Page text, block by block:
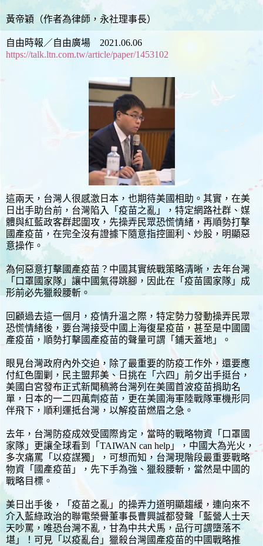
黃帝穎（作者為律師，永社理事長）
自由時報／自由廣場 2021.06.06
https://talk.ltn.com.tw/article/paper/1453102
這兩天，台灣人很感激日本，也期待美國相助。其實，在美
日出手助台前，台灣陷入「疫苗之亂」，特定網路社群、媒
體與紅藍政客群起圍攻，先操弄民眾恐慌情緒，再順勢打擊
國產疫苗，在完全沒有證據下隨意指控圖利、炒股，明顯惡
意操作。
為何惡意打擊國產疫苗？中國其實統戰策略清晰，去年台灣
「口罩國家隊」讓中國氣得跳腳，因此在「疫苗國家隊」成
形前必先獵殺腰斬。
回顧過去這一個月，疫情升溫之際，特定勢力發動操弄民眾
恐慌情緒後，要台灣接受中國上海復星疫苗，甚至是中國國
產疫苗，順勢打擊國產疫苗的聲量可謂「鋪天蓋地」。
眼見台灣政府內外交迫，除了最重要的防疫工作外，還要應
付紅色圍剿，民主盟邦美、日挑在「六四」前夕出手挺台，
美國白宮發布正式新聞稿將台灣列在美國首波疫苗捐助名
單，日本的一二四萬劑疫苗，更在美國海軍陸戰隊軍機形同
伴飛下，順利運抵台灣，以解疫苗燃眉之急。
去年，台灣防疫成效受國際肯定，當時的戰略物資「口罩國
家隊」更讓全球看到「TAIWAN can help」，中國大為光火，
多次痛罵「以疫謀獨」，可想而知，台灣現階段最重要戰略
物資「國產疫苗」，先下手為強、獵殺腰斬，當然是中國的
戰略目標。
美日出手後，「疫苗之亂」的操弄力道明顯趨緩，連向來不
介入藍綠政治的聯電榮譽董事長曹興誠都發聲「藍營人士天
天吵罵，唯恐台灣不亂，甘為中共犬馬，品行可謂墮落不
堪」！可見「以疫亂台」獵殺台灣國產疫苗的中國戰略推